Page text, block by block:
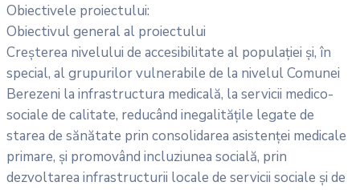
Obiectivele proiectului:
Obiectivul general al proiectului
Creșterea nivelului de accesibilitate al populației și, în
special, al grupurilor vulnerabile de la nivelul Comunei
Berezeni la infrastructura medicală, la servicii medico-
sociale de calitate, reducând inegalitățile legate de
starea de sănătate prin consolidarea asistenței medicale
primare, și promovând incluziunea socială, prin
dezvoltarea infrastructurii locale de servicii sociale și de